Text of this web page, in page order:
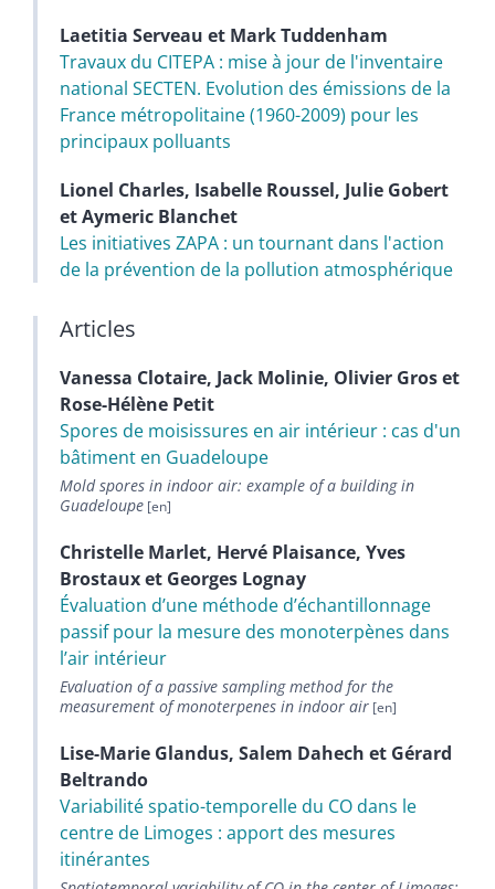
Laetitia Serveau et MarkTuddenham
Travaux du CITEPA : mise à jour de l'inventaire
national SECTEN. Evolution des émissions de la
France métropolitaine (1960-2009) pour les
principaux polluants
Lionel Charles, Isabelle Roussel, Julie Gobert
etAymeric Blanchet
Les initiatives ZAPA : un tournant dans l'action
de la prévention de la pollution atmosphérique
Articles
Vanessa Clotaire, Jack Molinie, Olivier Groset
Rose-Hélène Petit
Spores de moisissures en air intérieur : cas d'un
bâtiment en Guadeloupe
Mold spores in indoor air: example of a building in
Guadeloupe
Christelle Marlet, Hervé Plaisance, Yves
Brostauxet Georges Lognay
Évaluation d’une méthode d’échantillonnage
passif pour la mesure des monoterpènes dans
l’air intérieur
Evaluation of a passive sampling method for the
measurement of monoterpenes in indoor air
Lise-Marie Glandus, Salem Dahech et Gérard
Beltrando
Variabilité spatio-temporelle du CO dans le
centre de Limoges : apport des mesures
itinérantes